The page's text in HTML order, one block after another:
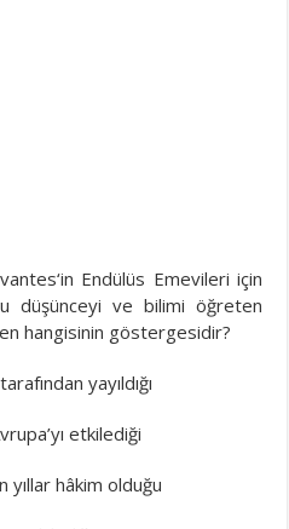
Endülüs Emevileri için
düşünceyi ve bilimi öğreten
hangisinin göstergesidir?
yayıldığı
etkilediği
yıllar hâkim olduğu